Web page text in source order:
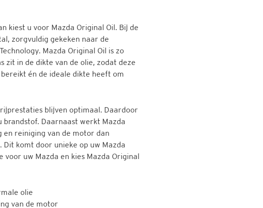
kiest u voor Mazda Original Oil. Bij de
zorgvuldig gekeken naar de
Mazda Original Oil is zo
zit in de dikte van de olie, zodat deze
én de ideale dikte heeft om
blijven optimaal. Daardoor
Daarnaast werkt Mazda
reiniging van de motor dan
komt door unieke op uw Mazda
uw Mazda en kies Mazda Original
olie
van de motor